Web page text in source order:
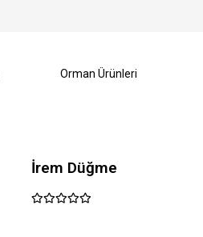
Orman Ürünleri
İrem Düğme